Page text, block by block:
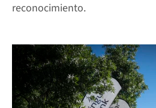
reconocimiento.